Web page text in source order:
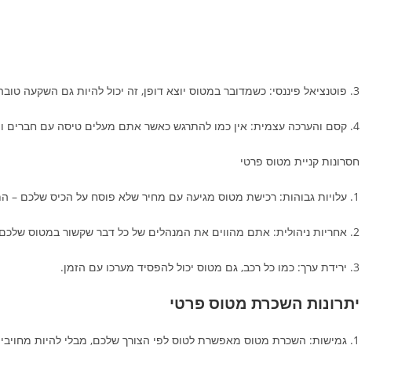
3. פוטנציאל פיננסי: כשמדובר במטוס יוצא דופן, זה יכול להיות גם השקעה טובה.
4. קסם והערכה עצמית: אין כמו להתרגש כאשר אתם מעלים טיסה עם חברים ומשפחה.
חסרונות קניית מטוס פרטי
1. עלויות גבוהות: רכישת מטוס מגיעה עם מחיר שלא פוסח על הכיס שלכם – התחזוקה, הביקורות ועוד.
2. אחריות ניהולית: אתם מהווים את המנהלים של כל דבר שקשור במטוס שלכם. יותר עבודה, פחות חופשות!
3. ירידת ערך: כמו כל רכב, גם מטוס יכול להפסיד מערכו עם הזמן.
יתרונות השכרת מטוס פרטי
1. גמישות: השכרת מטוס מאפשרת לטוס לפי הצורך שלכם, מבלי להיות מחויבים למטוס.